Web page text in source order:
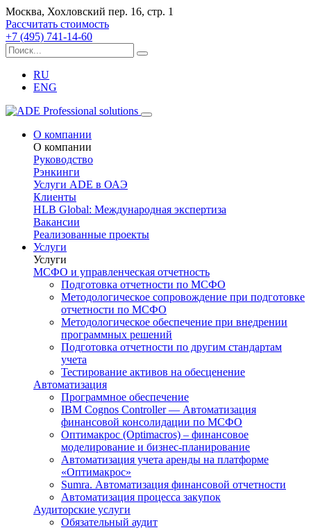
Москва, Хохловский пер. 16, стр. 1
Рассчитать стоимость
+7 (495) 741-14-60
RU
ENG
О компании
О компании
Руководство
Рэнкинги
Услуги ADE в ОАЭ
Клиенты
HLB Global: Международная экспертиза
Вакансии
Реализованные проекты
Услуги
Услуги
МСФО и управленческая отчетность
Подготовка отчетности по МСФО
Методологическое сопровождение при подготовке
отчетности по МСФО
Методологическое обеспечение при внедрении
программных решений
Подготовка отчетности по другим стандартам
учета
Тестирование активов на обесценение
Автоматизация
Программное обеспечение
IBM Cognos Controller — Автоматизация
финансовой консолидации по МСФО
Оптимакрос (Optimacros) – финансовое
моделирование и бизнес-планирование
Автоматизация учета аренды на платформе
«Оптимакрос»
Sumra. Автоматизация финансовой отчетности
Автоматизация процесса закупок
Аудиторские услуги
Обязательный аудит